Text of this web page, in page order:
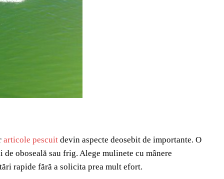
articole pescuit devin aspecte deosebit de importante. O
oboseală sau frig. Alege mulinete cu mânere
rapide fără a solicita prea mult efort.